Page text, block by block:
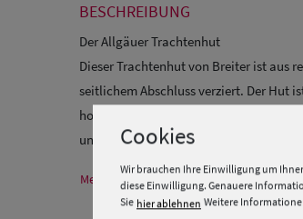
BESCHREIBUNG
Der Allgäuer Trachtenhut
Dieser Trachtenhut von Breiter ist aus
seitlichem Abschluss verziert. Der Hut
hochgeschlagen. Ein unkomplizierter,
und knautschbar.
Mehr Informationen zum Hersteller und
Cookies
Wir brauchen Ihre Einwilligung um
diese Einwilligung. Genauere
Sie hier ablehnen Weitere